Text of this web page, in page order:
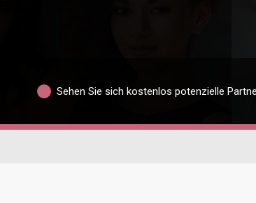
Sehen Sie sich kostenlos potenzielle